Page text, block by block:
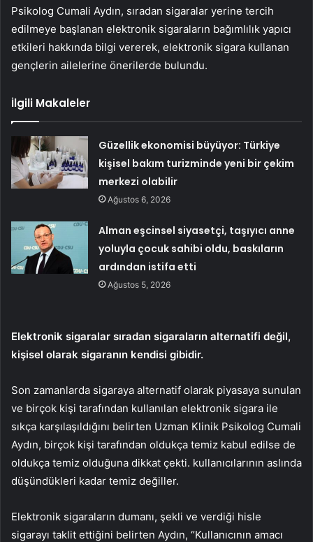
Psikolog Cumali Aydın, sıradan sigaralar yerine tercih
edilmeye başlanan elektronik sigaraların bağımlılık yapıcı
etkileri hakkında bilgi vererek, elektronik sigara kullanan
gençlerin ailelerine önerilerde bulundu.
İlgili Makaleler
Güzellik ekonomisi büyüyor: Türkiye
kişisel bakım turizminde yeni bir çekim
merkezi olabilir
Ağustos 6, 2026
Alman eşcinsel siyasetçi, taşıyıcı anne
yoluyla çocuk sahibi oldu, baskıların
ardından istifa etti
Ağustos 5, 2026
Elektronik sigaralar sıradan sigaraların alternatifi değil,
kişisel olarak sigaranın kendisi gibidir.
Son zamanlarda sigaraya alternatif olarak piyasaya sunulan
ve birçok kişi tarafından kullanılan elektronik sigara ile
sıkça karşılaşıldığını belirten Uzman Klinik Psikolog Cumali
Aydın, birçok kişi tarafından oldukça temiz kabul edilse de
oldukça temiz olduğuna dikkat çekti. kullanıcılarının aslında
düşündükleri kadar temiz değiller.
Elektronik sigaraların dumanı, şekli ve verdiği hisle
sigarayı taklit ettiğini belirten Aydın, “Kullanıcının amacı